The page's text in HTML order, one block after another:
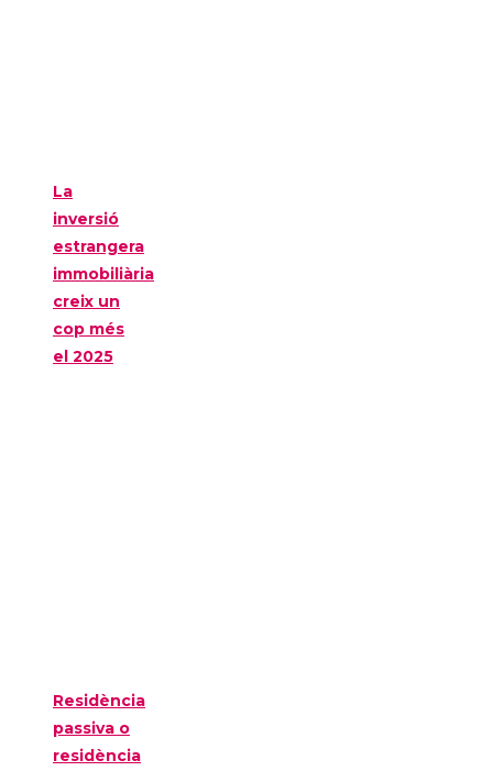
La
inversió
estrangera
immobiliària
creix un
cop més
el 2025
Residència
passiva o
residència